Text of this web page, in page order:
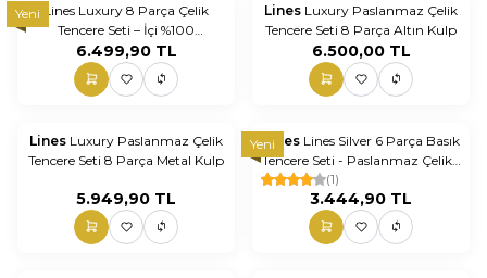
Yeni
Lines Luxury 8 Parça Çelik
Tencere Seti – İçi %100
Paslanmaz Çelik, Dışı Granit
Kaplama Premium Tencere Seti
6.499,90TL
Lines Luxury Paslanmaz Çelik
Tencere Seti 8 Parça Altın Kulp
6.500,00TL
Lines Luxury Paslanmaz Çelik
Tencere Seti 8 Parça Metal Kulp
5.949,90 TL
YeniLines Lines Silver 6 Parça Basık
Tencere Seti - Paslanmaz Çelik -
Altın Kulp
(1)
3.444,90 TL